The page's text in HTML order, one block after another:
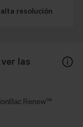
las
Renew™
resolución